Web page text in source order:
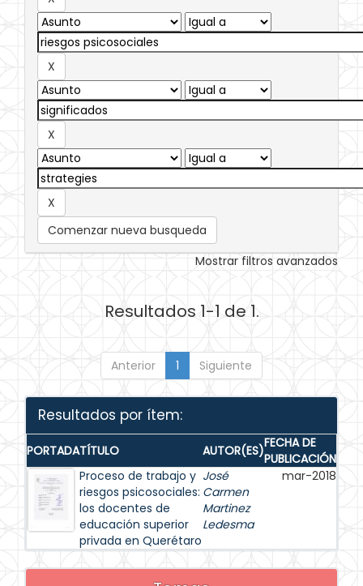
Comenzar nueva busqueda
Mostrar filtros avanzados
Resultados 1-1 de 1.
Anterior 1 Siguiente
Resultados por ítem:
PORTADATÍTULO AUTOR(ES)FECHA DE
PUBLICACIÓN
Proceso de trabajo y
riesgos psicosociales:
los docentes de
educación superior
privada en Querétaro
José
Carmen
Martinez
Ledesma
mar-2018